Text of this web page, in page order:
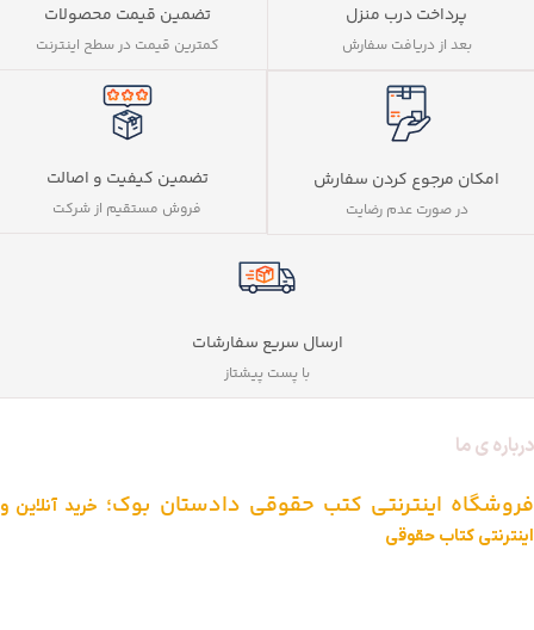
پرداخت درب منزل
بعد از دریافت سفارش
تضمین قیمت محصولات
کمترین قیمت در سطح اینترنت
امکان مرجوع کردن سفارش
در صورت عدم رضایت
تضمین کیفیت و اصالت
فروش مستقیم از شرکت
ارسال سریع سفارشات
با پست پیشتاز
درباره ی ما
فروشگاه اینترنتی کتب حقوقی دادستان بوک؛ خرید آنلاین و
اینترنتی کتاب حقوقی